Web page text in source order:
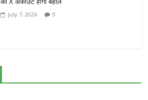
July 7, 2026 0